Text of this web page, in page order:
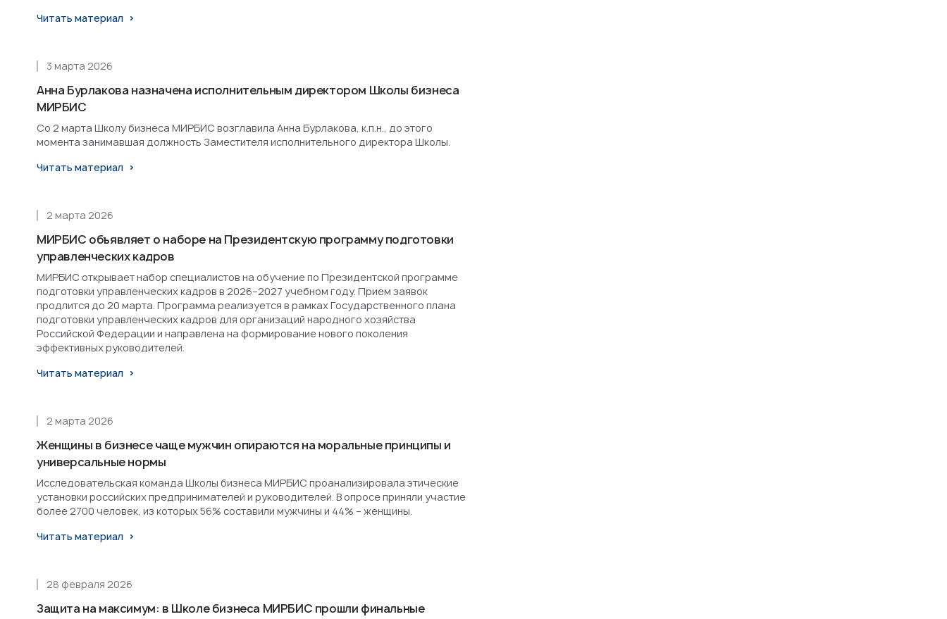
Читать материал
Анна Бурлакова назначена исполнительным директором Школы бизнеса
МИРБИС
3 марта 2026
Со 2 марта Школу бизнеса МИРБИС возглавила Анна Бурлакова, к.п.н., до этого
момента занимавшая должность Заместителя исполнительного директора Школы.
Читать материал
МИРБИС объявляет о наборе на Президентскую программу подготовки
управленческих кадров
2 марта 2026
МИРБИС открывает набор специалистов на обучение по Президентской программе
подготовки управленческих кадров в 2026–2027 учебном году. Прием заявок
продлится до 20 марта. Программа реализуется в рамках Государственного плана
подготовки управленческих кадров для организаций народного хозяйства
Российской Федерации и направлена на формирование нового поколения
эффективных руководителей.
Читать материал
Женщины в бизнесе чаще мужчин опираются на моральные принципы и
универсальные нормы
2 марта 2026
Исследовательская команда Школы бизнеса МИРБИС проанализировала этические
установки российских предпринимателей и руководителей. В опросе приняли участие
более 2700 человек, из которых 56% составили мужчины и 44% – женщины.
Читать материал
Защита на максимум: в Школе бизнеса МИРБИС прошли финальные
28 февраля 2026